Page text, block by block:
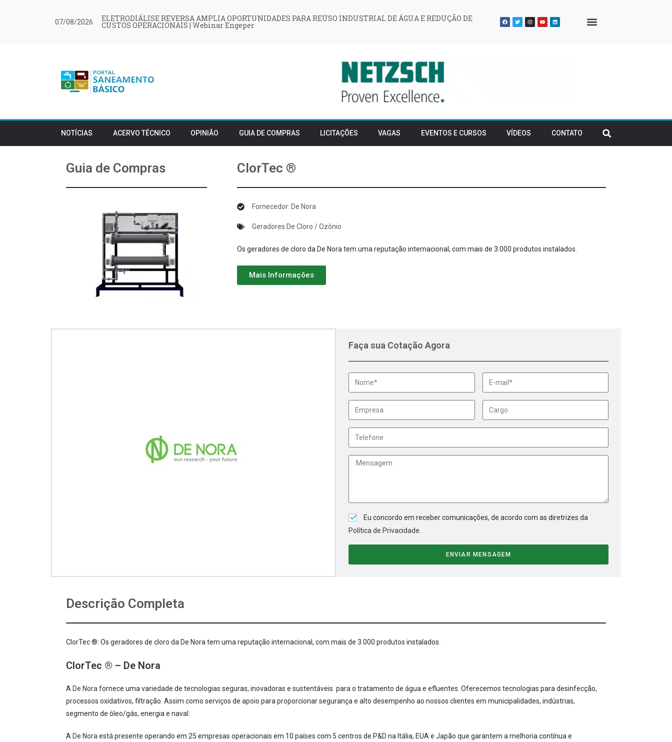
07/08/2026 ELETRODIÁLISE REVERSA AMPLIA OPORTUNIDADES PARA REÚSO INDUSTRIAL DE ÁGUA E REDUÇÃO DE
CUSTOS OPERACIONAIS | Webinar Engeper
NOTÍCIAS ACERVO TÉCNICO OPINIÃO GUIA DE COMPRAS LICITAÇÕES VAGAS EVENTOS E CURSOS VÍDEOS CONTATO
Guia de Compras ClorTec ®
Fornecedor: De Nora
Geradores De Cloro / Ozônio
Os geradores de cloro da De Nora tem uma reputação internacional, com mais de 3.000 produtos instalados.
Mais Informações
Faça sua Cotação Agora
Eu concordo em receber comunicações, de acordo com as diretrizes da
Política de Privacidade
ENVIAR MENSAGEM
Descrição Completa
ClorTec ®: Os geradores de cloro da De Nora tem uma reputação internacional, com mais de 3.000 produtos instalados.
ClorTec ® – De Nora
A De Nora fornece uma variedade de tecnologias seguras, inovadoras e sustentáveis ​​ para o tratamento de água e efluentes. Oferecemos tecnologias para desinfecção,
processos oxidativos, filtração. Assim como serviços de apoio para proporcionar segurança e alto desempenho ao nossos clientes em municipalidades, indústrias,
segmento de óleo/gás, energia e naval.
A De Nora está presente operando em 25 empresas operacionais em 10 países com 5 centros de P&D na Itália, EUA e Japão que garantem a melhoria contínua e